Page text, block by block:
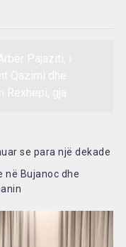
se para një dekade
në Bujanoc dhe